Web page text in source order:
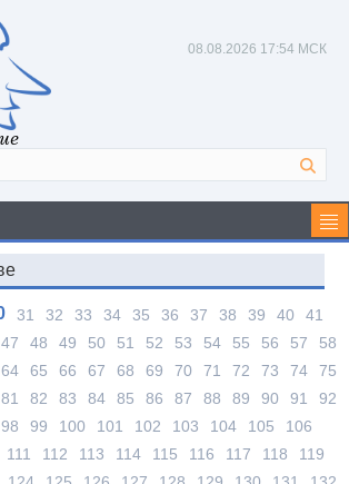
08.08.2026 17:54 МСК
31 32 33 34 35 36 37 38 39 40
41
47 48 49 50 51 52 53 54 55 56 57
58
64 65 66 67 68 69 70 71 72 73 74
75
81 82 83 84 85 86 87 88 89 90 91
92
98 99 100 101 102 103 104 105
106
111 112 113 114 115 116 117 118
119